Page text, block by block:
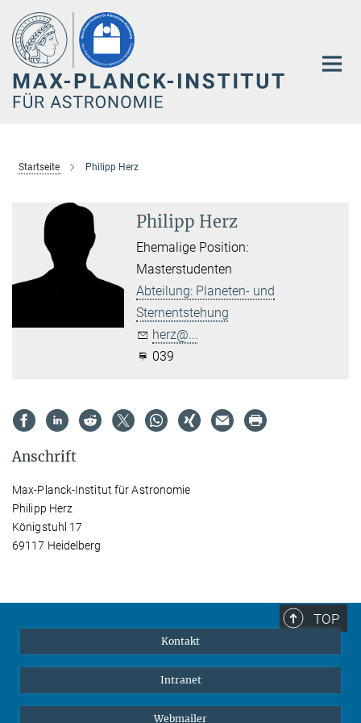
Hauptinhalt
Startseite Philipp Herz
Philipp Herz
Ehemalige Position:
Masterstudenten
Abteilung: Planeten- und
Sternentstehung
herz@...
039
Anschrift
Max-Planck-Institut für Astronomie
Philipp Herz
Königstuhl 17
69117 Heidelberg
TOP
Kontakt
Intranet
Webmailer